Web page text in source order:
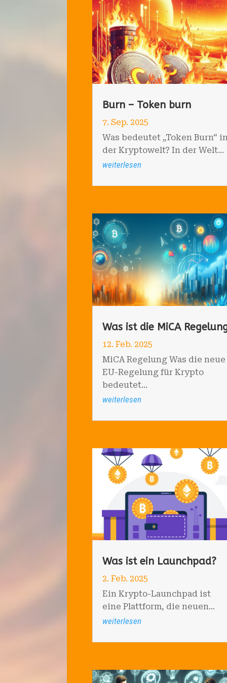
Burn – Token burn
7. Sep. 2025
Was bedeutet „Token Burn“
der Kryptowelt? In der Welt...
weiterlesen
Was ist die MiCA
12. Feb. 2025
MiCA Regelung Was die neue
EU-Regelung für Krypto
bedeutet...
weiterlesen
Was ist ein Launchpad?
2. Feb. 2025
Ein Krypto-Launchpad ist
eine Plattform, die neuen...
weiterlesen